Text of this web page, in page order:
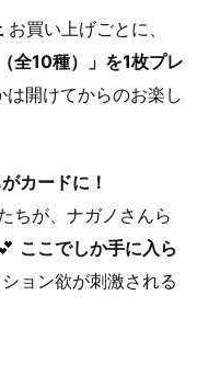
お買い上げごとに、
全10種）」を1枚プレ
開けてからのお楽し
カードに！
ちが、ナガノさんら
ここでしか手に入ら
ョン欲が刺激される